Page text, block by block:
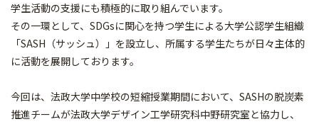
学生活動の支援にも積極的に取り組んでいます。
その一環として、SDGsに関心を持つ学生による大学公認学生組織
「SASH（サッシュ）」を設立し、所属する学生たちが日々主体的
に活動を展開しております。
今回は、法政大学中学校の短縮授業期間において、SASHの脱炭素
推進チームが法政大学デザイン工学研究科中野研究室と協力し、